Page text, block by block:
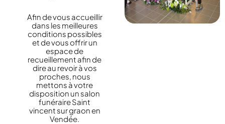
Afin de vous accueillir
dans les meilleures
conditions possibles
et de vous offrir un
espace de
recueillement afin de
dire au revoir à vos
proches, nous
mettons à votre
disposition un salon
funéraire Saint
vincent sur graon en
Vendée.